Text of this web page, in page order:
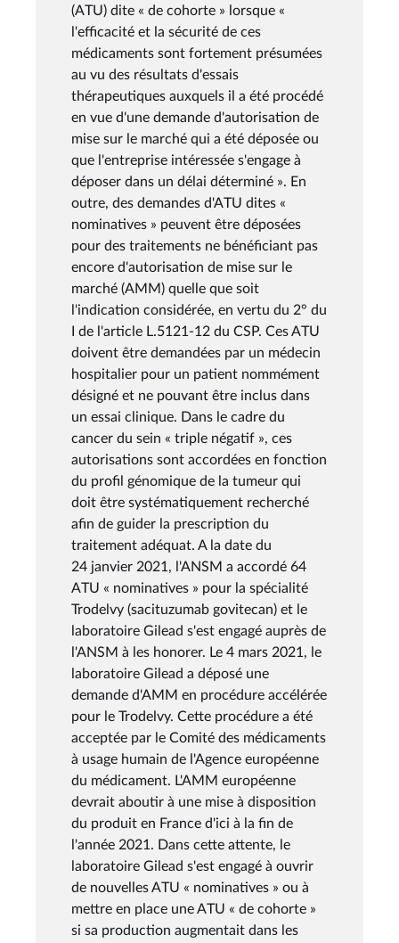
(ATU) dite « de cohorte » lorsque «
l'efficacité et la sécurité de ces
médicaments sont fortement présumées
au vu des résultats d'essais
thérapeutiques auxquels il a été procédé
en vue d'une demande d'autorisation de
mise sur le marché qui a été déposée ou
que l'entreprise intéressée s'engage à
déposer dans un délai déterminé ». En
outre, des demandes d'ATU dites «
nominatives » peuvent être déposées
pour des traitements ne bénéficiant pas
encore d'autorisation de mise sur le
marché (AMM) quelle que soit
l'indication considérée, en vertu du 2° du
I de l'article L.5121-12 du CSP. Ces ATU
doivent être demandées par un médecin
hospitalier pour un patient nommément
désigné et ne pouvant être inclus dans
un essai clinique. Dans le cadre du
cancer du sein « triple négatif », ces
autorisations sont accordées en fonction
du profil génomique de la tumeur qui
doit être systématiquement recherché
afin de guider la prescription du
traitement adéquat. A la date du
24 janvier 2021, l'ANSM a accordé 64
ATU « nominatives » pour la spécialité
Trodelvy (sacituzumab govitecan) et le
laboratoire Gilead s'est engagé auprès de
l'ANSM à les honorer. Le 4 mars 2021, le
laboratoire Gilead a déposé une
demande d'AMM en procédure accélérée
pour le Trodelvy. Cette procédure a été
acceptée par le Comité des médicaments
à usage humain de l'Agence européenne
du médicament. L'AMM européenne
devrait aboutir à une mise à disposition
du produit en France d'ici à la fin de
l'année 2021. Dans cette attente, le
laboratoire Gilead s'est engagé à ouvrir
de nouvelles ATU « nominatives » ou à
mettre en place une ATU « de cohorte »
si sa production augmentait dans les